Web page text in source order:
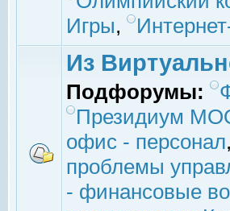
Игры,
Из
Подфорумы:
Президиум
офис - персонал,
проблемы
- финансовые